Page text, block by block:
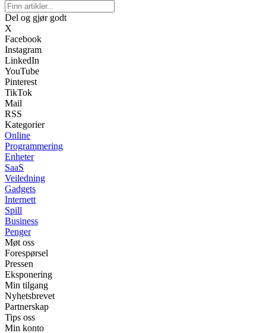
Del og gjør godt
X
Facebook
Instagram
LinkedIn
YouTube
Pinterest
TikTok
Mail
RSS
Kategorier
Online
Programmering
Enheter
SaaS
Veiledning
Gadgets
Internett
Spill
Business
Penger
Møt oss
Forespørsel
Pressen
Eksponering
Min tilgang
Nyhetsbrevet
Partnerskap
Tips oss
Min konto